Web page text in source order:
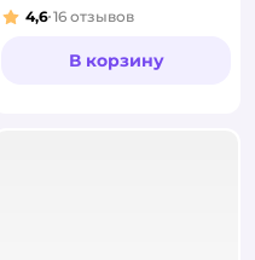
Рейтинг:
4,6 16 отзывов
В корзину